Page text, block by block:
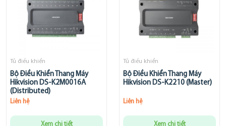
Tủ điều khiển
Bộ Điều Khiển Thang Máy
Hikvision DS-K2M0016A
(Distributed)
Liên hệ
Xem chi tiết
Tủ điều khiển
Bộ Điều Khiển Thang Máy
Hikvision DS-K2210 (Master)
Liên hệ
Xem chi tiết